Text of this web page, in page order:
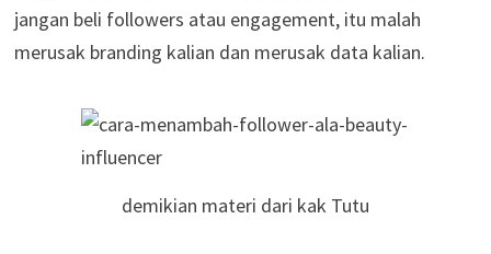
jangan beli followers atau engagement, itu malah
merusak branding kalian dan merusak data kalian.
demikian materi dari kak Tutu